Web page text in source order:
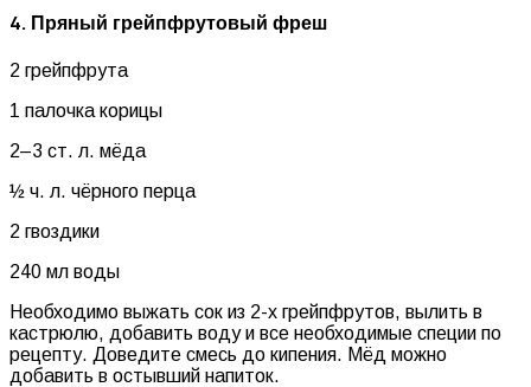
4. Пряный грейпфрутовый фреш
2 грейпфрута
1 палочка корицы
2–3 ст. л. мёда
½ ч. л. чёрного перца
2 гвоздики
240 мл воды
Необходимо выжать сок из 2-х грейпфрутов, вылить в
кастрюлю, добавить воду и все необходимые специи по
рецепту. Доведите смесь до кипения. Мёд можно
добавить в остывший напиток.